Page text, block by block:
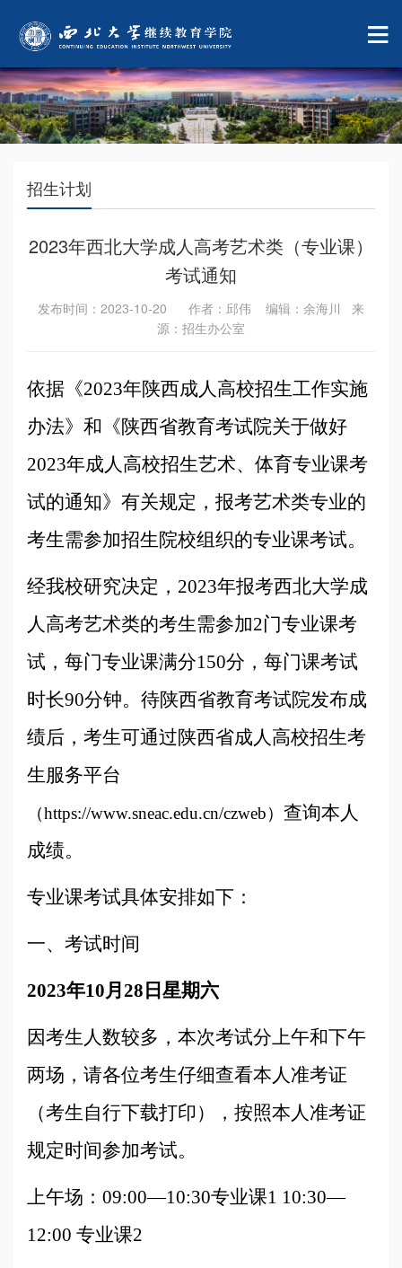
招生计划
2023年西北大学成人高考艺术类（专业课）
考试通知
发布时间：2023-10-20 作者：邱伟 编辑：余海川 来
源：招生办公室
依据《2023年陕西成人高校招生工作实施
办法》和《陕西省教育考试院关于做好
2023年成人高校招生艺术、体育专业课考
试的通知》有关规定，报考艺术类专业的
考生需参加招生院校组织的专业课考试。
经我校研究决定，2023年报考西北大学成
人高考艺术类的考生需参加2门专业课考
试，每门专业课满分150分，每门课考试
时长90分钟。待陕西省教育考试院发布成
绩后，考生可通过陕西省成人高校招生考
生服务平台
（https://www.sneac.edu.cn/czweb） 查询本人
成绩。
专业课考试具体安排如下：
一、考试时间
2023年10月28日星期六
因考生人数较多，本次考试分上午和下午
两场，请各位考生仔细查看本人准考证
（考生自行下载打印），按照本人准考证
规定时间参加考试。
上午场：09:00—10:30专业课1 10:30—
12:00 专业课2